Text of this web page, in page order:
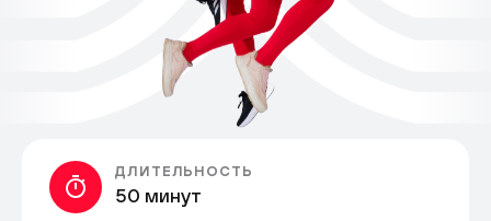
ДЛИТЕЛЬНОСТЬ
50 минут